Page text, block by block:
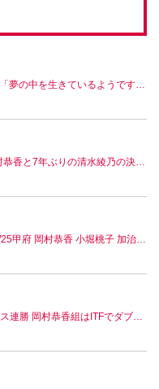
男子決勝は田口涼太郎と市川泰誠の対戦【全日本テニス選手権】
決勝に。男子はベスト4が決定！【全日本テニス選手権】
府 岡村恭香 小堀桃子 加治遥8強
岡村恭香組はITFでダブルス優勝